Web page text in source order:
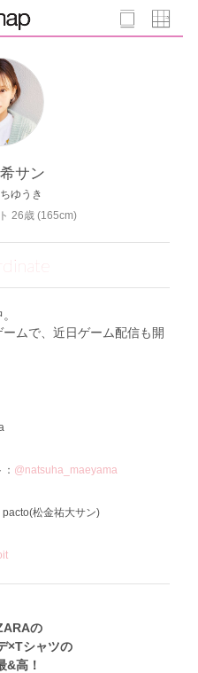
サン
ゆうき
26歳 (165cm)
ムで、近日ゲーム配信も開
@natsuha_maeyama
松金祐大サン)
の
×Tシャツの
&高！